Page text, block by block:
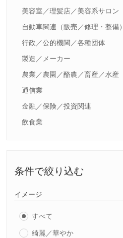
美容室／理髪店／美容系サロン
自動車関連（販売／修理・整備）
行政／公的機関／各種団体
製造／メーカー
農業／農園／酪農／畜産／水産
通信業
金融／保険／投資関連
飲食業
条件で絞り込む
イメージ
すべて
綺麗／華やか